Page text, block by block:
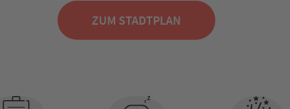
ZUM STADTPLAN